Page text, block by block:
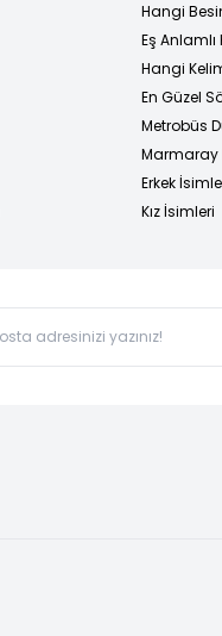
Hangi
Eş
Hangi
En Güzel
Metrobüs
Marmaray
Erkek
Kız İsimleri